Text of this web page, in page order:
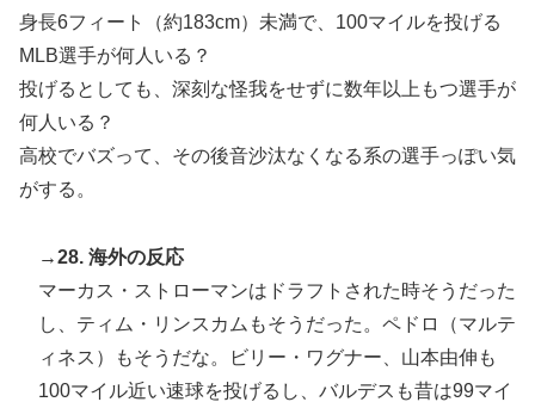
身長6フィート（約183cm）未満で、100マイルを投げる
MLB選手が何人いる？
投げるとしても、深刻な怪我をせずに数年以上もつ選手が
何人いる？
高校でバズって、その後音沙汰なくなる系の選手っぽい気
がする。
→28. 海外の反応
マーカス・ストローマンはドラフトされた時そうだった
し、ティム・リンスカムもそうだった。ペドロ（マルテ
ィネス）もそうだな。ビリー・ワグナー、山本由伸も
100マイル近い速球を投げるし、バルデスも昔は99マイ